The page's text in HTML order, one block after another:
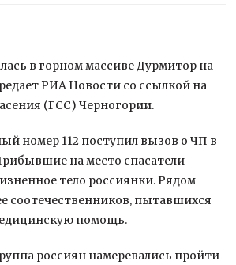
в горном массиве Дурмитор на
РИА Новости со ссылкой на
(ГСС) Черногории.
номер 112 поступил вызов о ЧП в
на место спасатели
тело россиянки. Рядом
соотечественников, пытавшихся
помощь.
россиян намеревались пройти